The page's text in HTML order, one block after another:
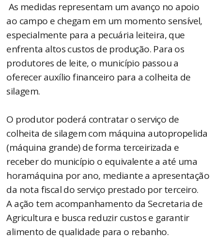
As medidas representam um avanço no apoio
ao campo e chegam em um momento sensível,
especialmente para a pecuária leiteira, que
enfrenta altos custos de produção. Para os
produtores de leite, o município passou a
oferecer auxílio financeiro para a colheita de
silagem.
O produtor poderá contratar o serviço de
colheita de silagem com máquina autopropelida
(máquina grande) de forma terceirizada e
receber do município o equivalente a até uma
horamáquina por ano, mediante a apresentação
da nota fiscal do serviço prestado por terceiro.
A ação tem acompanhamento da Secretaria de
Agricultura e busca reduzir custos e garantir
alimento de qualidade para o rebanho.